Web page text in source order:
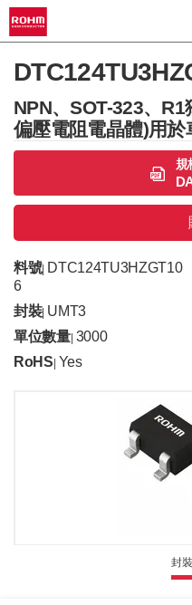
NPN、SOT-323、
偏壓電阻電晶體)用於
規
料號| DTC124TU3HZGT10
6
封裝| UMT3
單位數量| 3000
RoHS Yes
封裝